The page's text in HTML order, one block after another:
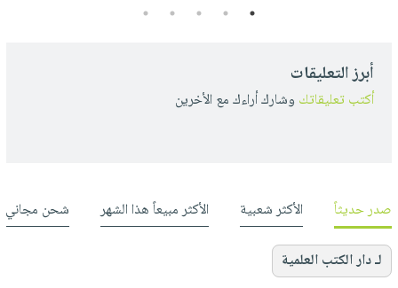
1
2
3
4
5
أبرز التعليقات
أكتب تعليقاتك وشارك أراءك مع الأخرين
صدر حديثاً الأكثر شعبية الأكثر مبيعاً هذا الشهر شحن مجاني
لـ دار الكتب العلمية